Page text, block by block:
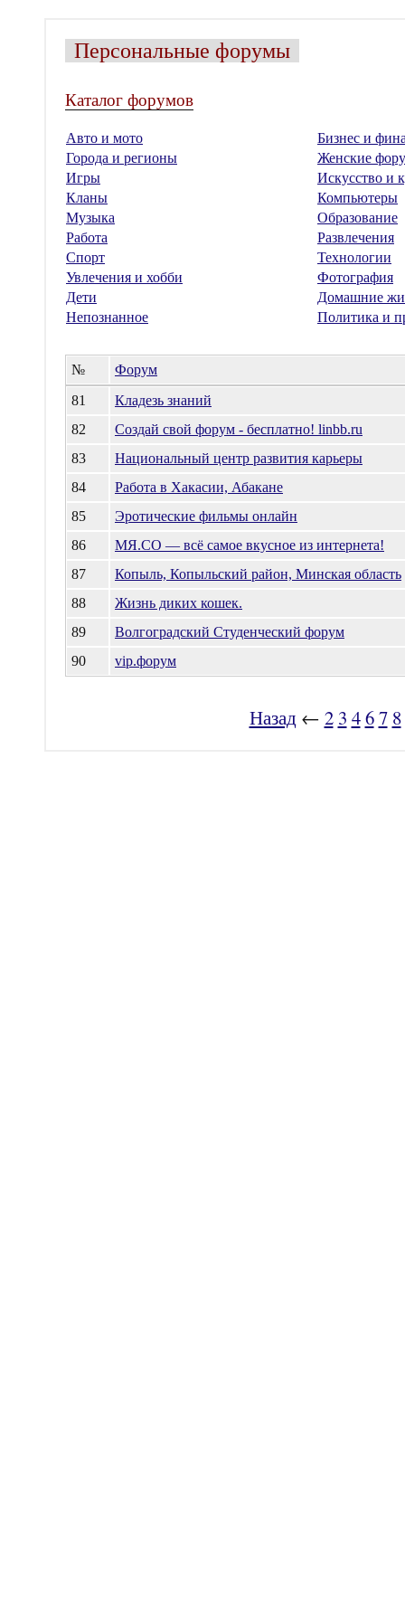
Персональные форумы
Каталог форумов
Авто и мото
Бизнес и
Города и регионы
Женские
Игры
Искусство и
Кланы
Компьютеры
Музыка
Образование
Работа
Развлечения
Спорт
Технологии
Увлечения и хобби
Фотография
Дети
Домашние
Непознанное
Политика и
№
Форум
81
Кладезь знаний
82
Создай свой форум - бесплатно! linbb.ru
83
Национальный центр развития карьеры
84
Работа в Хакасии, Абакане
85
Эротические фильмы онлайн
86
МЯ.СО — всё самое вкусное из интернета!
87
Копыль, Копыльский район, Минская область
88
Жизнь диких кошек.
89
Волгоградский Студенческий форум
90
vip.форум
Назад← 2 3 467 8